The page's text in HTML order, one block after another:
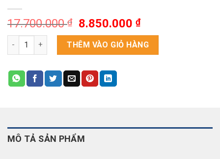
17.700.000₫
Giá
gốc
là:
17.700.000 ₫.
8.850.000₫Giá
hiện
tại
là:
Đầu ghi hình IP PoE 16 kênh KBVISION KX-CAi4K8216SN2P16
THÊM VÀO GIỎ HÀNG
MÔ TẢ SẢN PHẨM